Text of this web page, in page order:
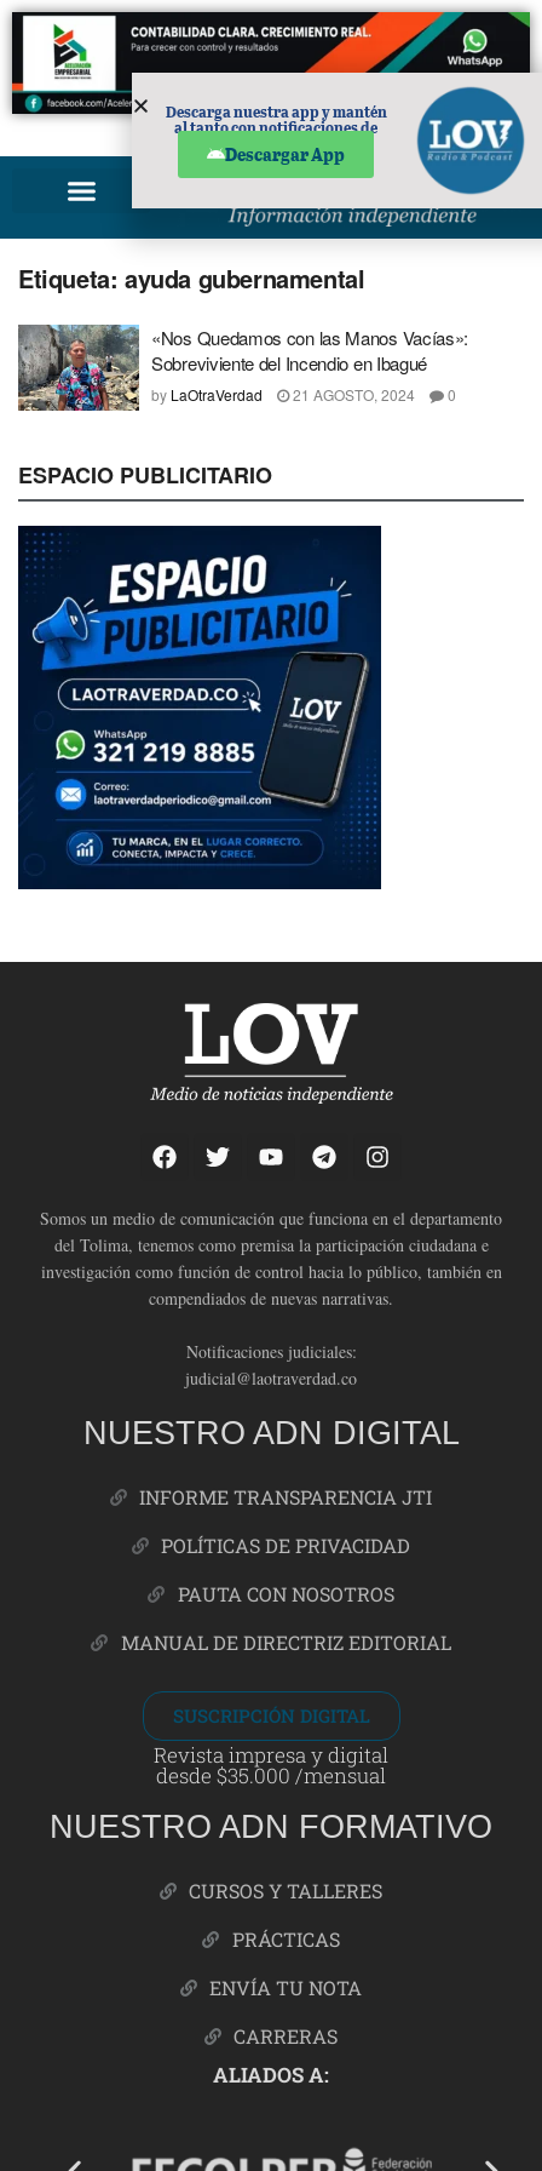
PUBLICIDAD
Etiqueta: ayuda gubernamental
«Nos Quedamos con las Manos Vacías»:
Sobreviviente del Incendio en Ibagué
by LaOtraVerdad 21 AGOSTO, 2024 0
ESPACIO PUBLICITARIO
Somos un medio de comunicación que funciona en el departamento
del Tolima, tenemos como premisa la participación ciudadana e
investigación como función de control hacia lo público, también en
compendiados de nuevas narrativas.
Notificaciones judiciales:
judicial@laotraverdad.co
NUESTRO ADN DIGITAL
INFORME TRANSPARENCIA JTI
POLÍTICAS DE PRIVACIDAD
PAUTA CON NOSOTROS
MANUAL DE DIRECTRIZ EDITORIAL
SUSCRIPCIÓN DIGITAL
Revista impresa y digital
desde $35.000 /mensual
NUESTRO ADN FORMATIVO
CURSOS Y TALLERES
PRÁCTICAS
ENVÍA TU NOTA
CARRERAS
ALIADOS A:
Descarga nuestra app y mantén
al tanto con notificaciones de
Descargar App